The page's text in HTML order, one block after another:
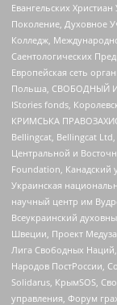
Евангельских
Поколение, Духовное
Колледж,
Саентологических
Европейская сеть
Польша, СВОБОДНЫЙ
IStories fonds,
КРИМСЬКА
Bellingcat, Bellingcat
Центральной и
Foundation, Канадский
Украинская
научный центр им
Всеукраинский
Швеции, Проект
Лига Свободных
Народов ПостРоссии,
Solidarus, КрымSOS,
управления, Форум